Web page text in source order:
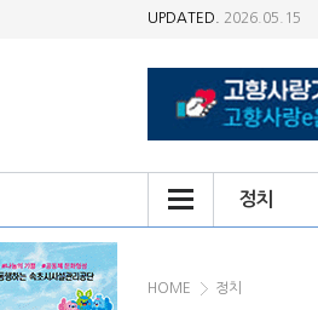
UPDATED. 2026.05.15
정치
HOME 정치